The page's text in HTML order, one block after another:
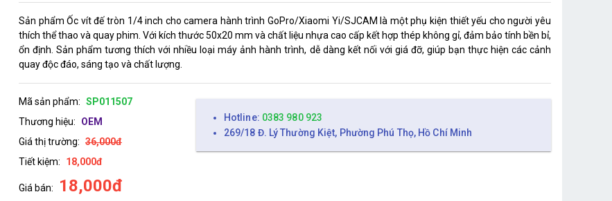
Sản phẩm Ốc vít đế tròn 1/4 inch cho camera hành trình GoPro/Xiaomi Yi/SJCAM là một phụ kiện thiết yếu cho người yêu
thích thể thao và quay phim. Với kích thước 50x20 mm và chất liệu nhựa cao cấp kết hợp thép không gỉ, đảm bảo tính bền bỉ,
ổn định. Sản phẩm tương thích với nhiều loại máy ảnh hành trình, dễ dàng kết nối với giá đỡ, giúp bạn thực hiện các cảnh
quay độc đáo, sáng tạo và chất lượng.
Mã sản phẩm: SP011507
Thương hiệu:
OEM
Giá thị trường: 36,000đ
Tiết kiệm:
18,000đ
Giá bán: 18,000đ
Hotline: 0383 980 923
269/18 Đ. Lý Thường Kiệt, Phường Phú Thọ, Hồ Chí Minh